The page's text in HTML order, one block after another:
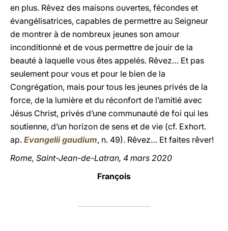
en plus. Rêvez des maisons ouvertes, fécondes et
évangélisatrices, capables de permettre au Seigneur
de montrer à de nombreux jeunes son amour
inconditionné et de vous permettre de jouir de la
beauté à laquelle vous êtes appelés. Rêvez… Et pas
seulement pour vous et pour le bien de la
Congrégation, mais pour tous les jeunes privés de la
force, de la lumière et du réconfort de l’amitié avec
Jésus Christ, privés d’une communauté de foi qui les
soutienne, d’un horizon de sens et de vie (cf. Exhort.
ap. Evangelii gaudium, n. 49). Rêvez… Et faites rêver!
Rome, Saint-Jean-de-Latran, 4 mars 2020
François